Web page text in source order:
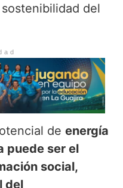
del
de energía
puede ser el
social,
del